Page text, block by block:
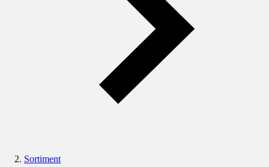
Sortiment